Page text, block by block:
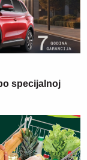
specijalnoj